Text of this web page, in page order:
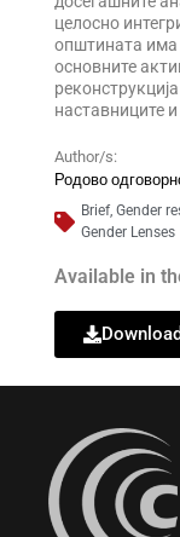
целосно
општината има
основните
наставниците
Author/s:
Родово
Brief, Gender
Gender Lenses
Available in